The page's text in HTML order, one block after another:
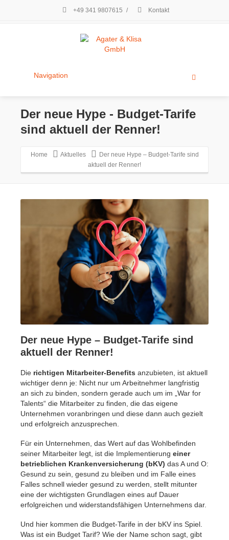
+49 341 9807615 / Kontakt
Navigation
Der neue Hype - Budget-Tarife
sind aktuell der Renner!
Home Aktuelles
Der neue Hype – Budget-Tarife sind
aktuell der Renner!
Der neue Hype – Budget-Tarife sind
aktuell der Renner!
Die richtigen Mitarbeiter-Benefits anzubieten, ist aktuell
wichtiger denn je: Nicht nur um Arbeitnehmer langfristig
an sich zu binden, sondern gerade auch um im „War for
Talents“ die Mitarbeiter zu finden, die das eigene
Unternehmen voranbringen und diese dann auch gezielt
und erfolgreich anzusprechen.
Für ein Unternehmen, das Wert auf das Wohlbefinden
seiner Mitarbeiter legt, ist die Implementierung einer
betrieblichen Krankenversicherung (bKV) das A und O:
Gesund zu sein, gesund zu bleiben und im Falle eines
Falles schnell wieder gesund zu werden, stellt mitunter
eine der wichtigsten Grundlagen eines auf Dauer
erfolgreichen und widerstandsfähigen Unternehmens dar.
Und hier kommen die Budget-Tarife in der bKV ins Spiel.
Was ist ein Budget Tarif? Wie der Name schon sagt, gibt